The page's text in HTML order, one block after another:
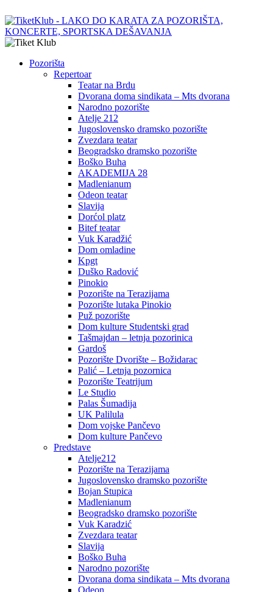
Pozorišta
Repertoar
Teatar na Brdu
Dvorana doma sindikata – Mts dvorana
Narodno pozorište
Atelje 212
Jugoslovensko dramsko pozorište
Zvezdara teatar
Beogradsko dramsko pozorište
Boško Buha
AKADEMIJA 28
Madlenianum
Odeon teatar
Slavija
Dorćol platz
Bitef teatar
Vuk Karadžić
Dom omladine
Kpgt
Duško Radović
Pinokio
Pozorište na Terazijama
Pozorište lutaka Pinokio
Puž pozorište
Dom kulture Studentski grad
Tašmajdan – letnja pozorinica
Gardoš
Pozorište Dvorište – Božidarac
Palić – Letnja pozornica
Pozorište Teatrijum
Le Studio
Palas Šumadija
UK Palilula
Dom vojske Pančevo
Dom kulture Pančevo
Predstave
Atelje212
Pozorište na Terazijama
Jugoslovensko dramsko pozorište
Bojan Stupica
Madlenianum
Beogradsko dramsko pozorište
Vuk Karadzić
Zvezdara teatar
Slavija
Boško Buha
Narodno pozorište
Dvorana doma sindikata – Mts dvorana
Odeon